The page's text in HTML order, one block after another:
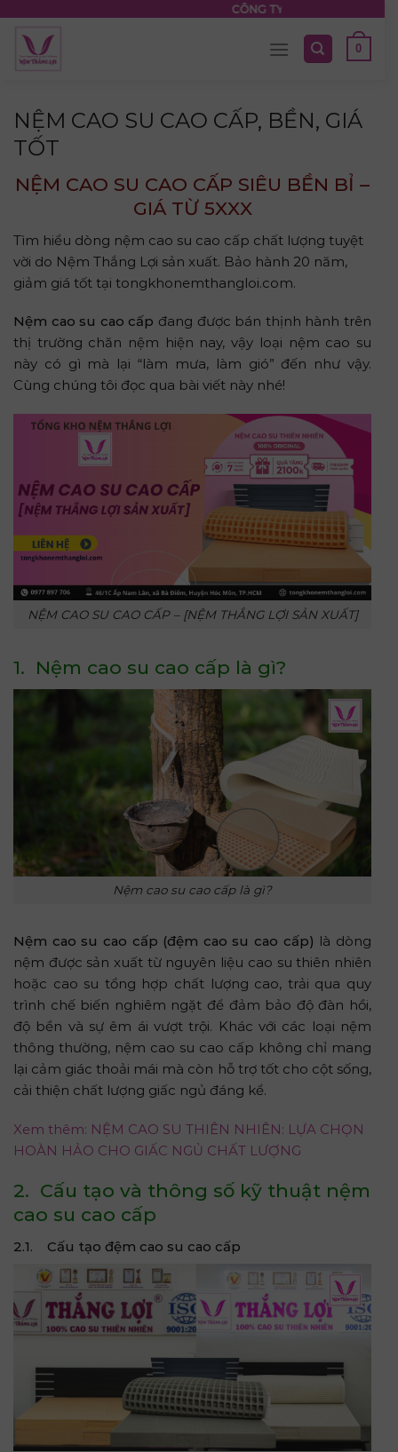
content
CÔNG TY TNHH NỆM THẮNG LỢI
0
NỆM CAO SU CAO CẤP, BỀN, GIÁ
TỐT
NỆM CAO SU CAO CẤP SIÊU BỀN BỈ –
GIÁ TỪ 5XXX
Tìm hiểu dòng nệm cao su cao cấp chất lượng tuyệt
vời do Nệm Thắng Lợi sản xuất. Bảo hành 20 năm,
giảm giá tốt tại tongkhonemthangloi.com.
Nệm cao su cao cấp đang được bán thịnh hành trên
thị trường chăn nệm hiện nay, vậy loại nệm cao su
này có gì mà lại “làm mưa, làm gió” đến như vậy.
Cùng chúng tôi đọc qua bài viết này nhé!
NỆM CAO SU CAO CẤP – [NỆM THẮNG LỢI SẢN XUẤT]
1. Nệm cao su cao cấp là gì?
Nệm cao su cao cấp là gì?
Nệm cao su cao cấp (đệm cao su cao cấp) là dòng
nệm được sản xuất từ nguyên liệu cao su thiên nhiên
hoặc cao su tổng hợp chất lượng cao, trải qua quy
trình chế biến nghiêm ngặt để đảm bảo độ đàn hồi,
độ bền và sự êm ái vượt trội. Khác với các loại nệm
thông thường, nệm cao su cao cấp không chỉ mang
lại cảm giác thoải mái mà còn hỗ trợ tốt cho cột sống,
cải thiện chất lượng giấc ngủ đáng kể.
Xem thêm: NỆM CAO SU THIÊN NHIÊN: LỰA CHỌN
HOÀN HẢO CHO GIẤC NGỦ CHẤT LƯỢNG
2. Cấu tạo và thông số kỹ thuật nệm
cao su cao cấp
2.1. Cấu tạo đệm cao su cao cấp